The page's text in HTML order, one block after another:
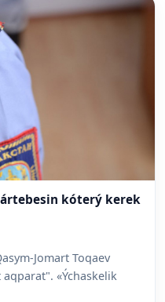
kóterý kerek
Jomart Toqaev